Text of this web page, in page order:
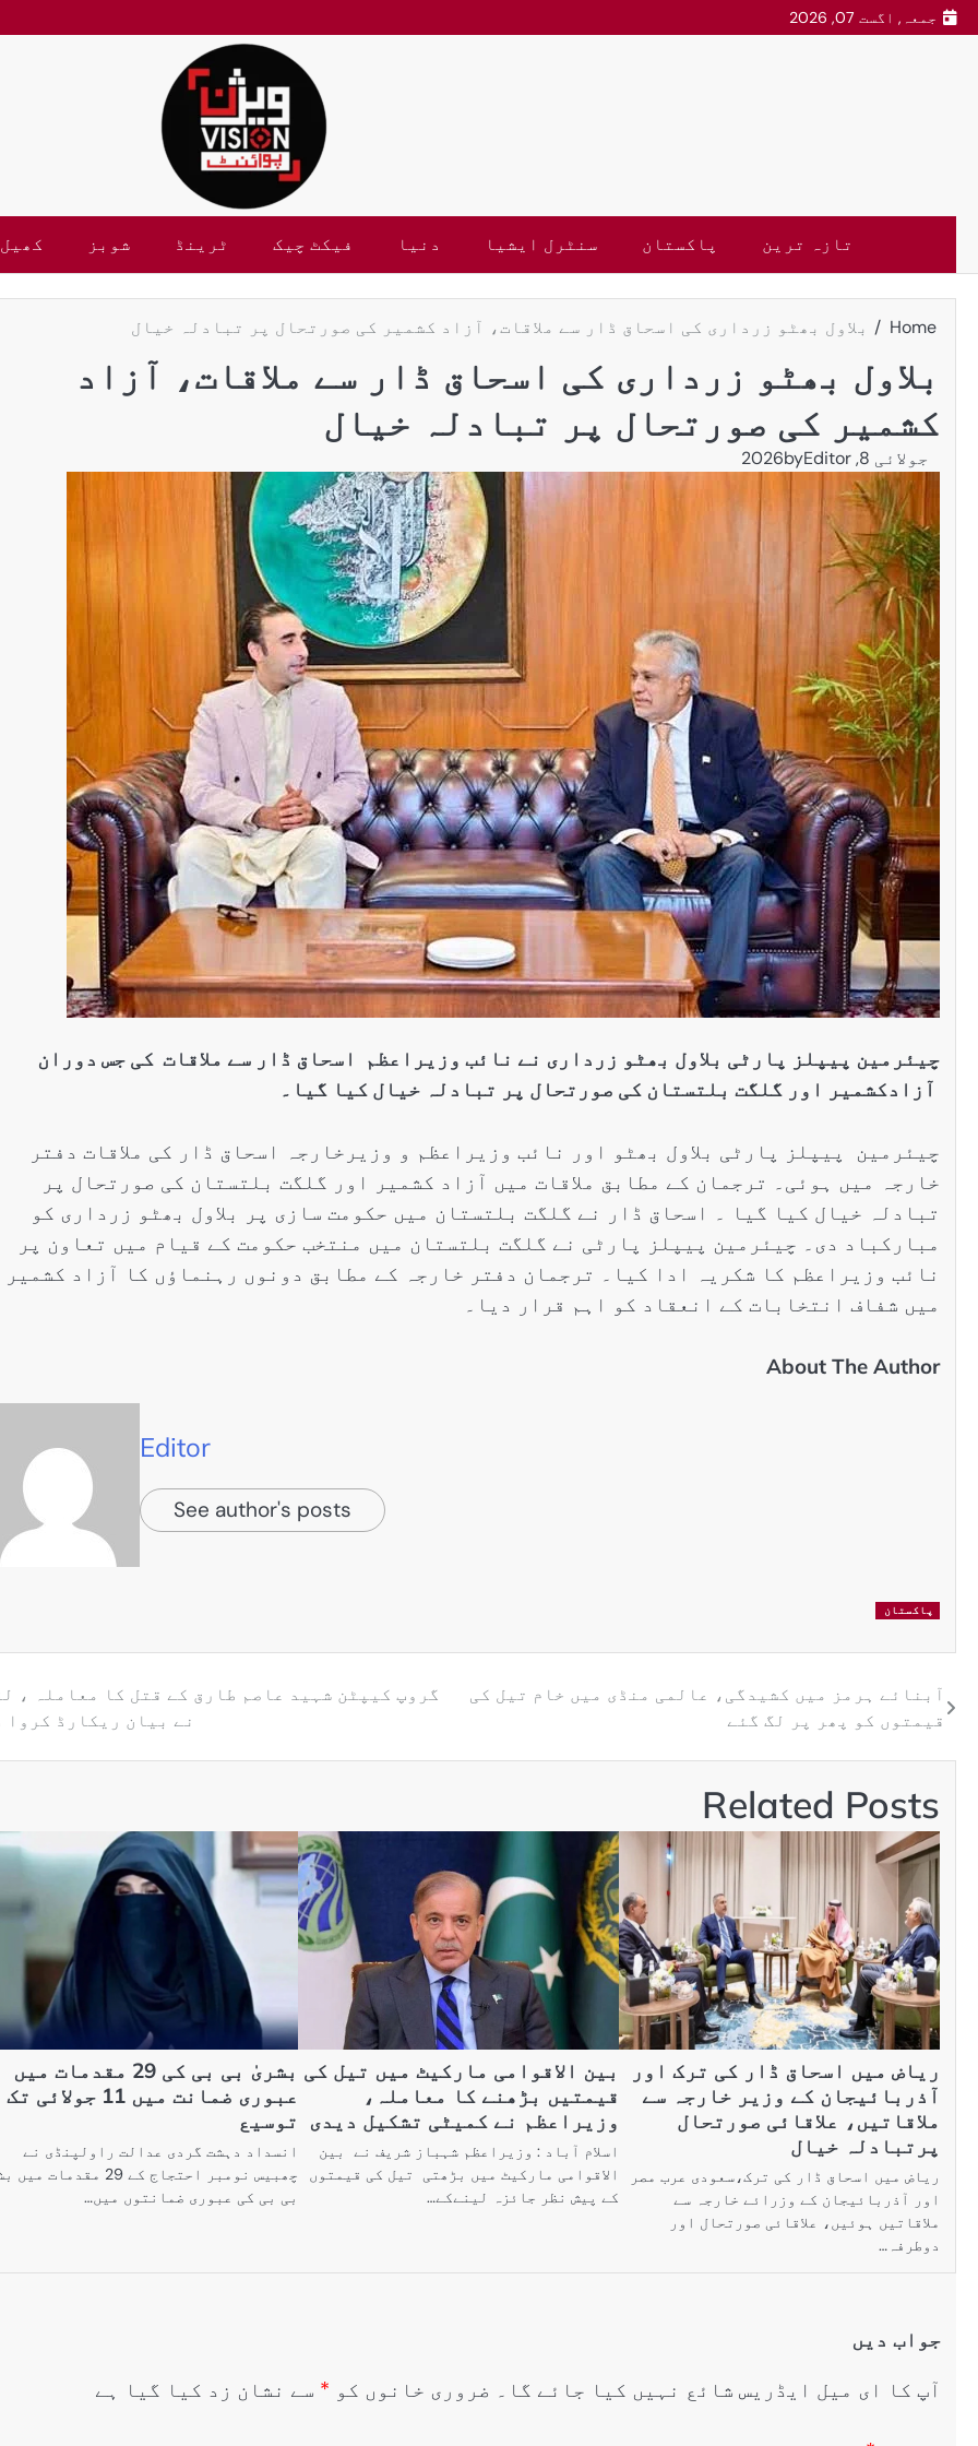
جمعہ, اگست 07, 2026
تازہ ترین پاکستان سنٹرل ایشیا دنیا فیکٹ چیک ٹرینڈ شوبز کھیل
Home بلاول بھٹو زرداری کی اسحاق ڈار سے ملاقات، آزاد کشمیر کی صورتحال پر تبادلہ خیال
بلاول بھٹو زرداری کی اسحاق ڈار سے ملاقات، آزاد
کشمیر کی صورتحال پر تبادلہ خیال
جولائی 8, 2026 byEditor
چیئرمین پیپلز پارٹی بلاول بھٹو زرداری نے نائب وزیراعظم اسحاق ڈار سے ملاقات کی جس دوران
آزادکشمیر اور گلگت بلتستان کی صورتحال پر تبادلہ خیال کیا گیا۔
چیئرمین پیپلز پارٹی بلاول بھٹو اور نائب وزیراعظم و وزیرخارجہ اسحاق ڈار کی ملاقات دفتر
خارجہ میں ہوئی۔ ترجمان کے مطابق ملاقات میں آزاد کشمیر اور گلگت بلتستان کی صورتحال پر
تبادلہ خیال کیا گیا ۔ اسحاق ڈار نے گلگت بلتستان میں حکومت سازی پر بلاول بھٹو زرداری کو
مبارکباد دی۔ چیئرمین پیپلز پارٹی نے گلگت بلتستان میں منتخب حکومت کے قیام میں تعاون پر
نائب وزیراعظم کا شکریہ ادا کیا۔ ترجمان دفتر خارجہ کے مطابق دونوں رہنماؤں کا آزاد کشمیر
میں شفاف انتخابات کے انعقاد کو اہم قرار دیا۔
About The Author
Editor
See author's posts
پاکستان
آبنائے ہرمز میں کشیدگی، عالمی منڈی میں خام تیل کی
قیمتوں کو پھر پر لگ گئے
گروپ کیپٹن شہید عاصم طارق کے قتل کا معاملہ ،
نے بیان ریکارڈ کروا
Related Posts
ریاض میں اسحاق ڈار کی ترک اور
آذربائیجان کے وزیر خارجہ سے
ملاقاتیں، علاقائی صورتحال
پرتبادلہ خیال
ریاض میں اسحاق ڈار کی ترک،سعودی عرب مصر
اور آذربائیجان کے وزرائے خارجہ سے
ملاقاتیں ہوئیں، علاقائی صورتحال اور
دوطرفہ…
بین الاقوامی مارکیٹ میں تیل کی
قیمتیں بڑھنے کا معاملہ،
وزیراعظم نے کمیٹی تشکیل دیدی
اسلام آباد : وزیراعظم شہباز شریف نے بین
الاقوامی مارکیٹ میں بڑھتی تیل کی قیمتوں
کے پیش نظر جائزہ لینےکے…
بشریٰ بی بی کی 29 مقدمات میں
عبوری ضمانت میں 11 جولائی تک
توسیع
انسداد دہشت گردی عدالت راولپنڈی نے
چھبیس نومبر احتجاج کے 29 مقدمات
بی بی کی عبوری ضمانتوں میں…
جواب دیں
آپ کا ای میل ایڈریس شائع نہیں کیا جائے گا۔ ضروری خانوں کو * سے نشان زد کیا گیا ہے
سنٹرل ایشیا
پاکستان تاجکستان
ٹرانزٹ اور علاقائی روابط
بڑھانے پر اتفاق
Editor اپریل 29, 2026
سنٹرل ایشیا
اورتاجکستان کے درمیان
تجارت،سرمایہ کاری
اورعلاقائی روابط بڑھانے
اتفاق
Editor جولائی 25, 2026